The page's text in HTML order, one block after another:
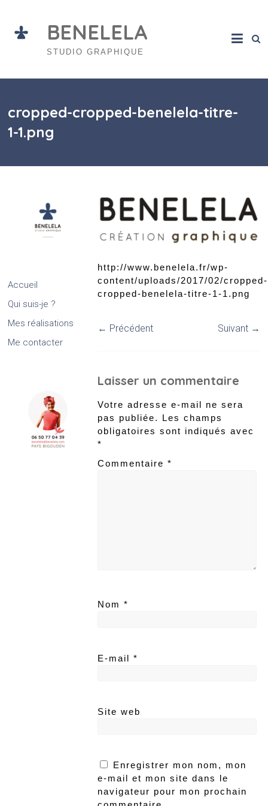
content
BENELELA
STUDIO GRAPHIQUE
cropped-cropped-benelela-titre-
1-1.png
http://www.benelela.fr/wp-
content/uploads/2017/02/cropped-
cropped-benelela-titre-1-1.png
← Précédent Suivant →
Laisser un commentaire
Votre adresse e-mail ne sera
pas publiée. Les champs
obligatoires sont indiqués avec
*
Commentaire *
Nom *
E-mail *
Site web
Enregistrer mon nom, mon
e-mail et mon site dans le
navigateur pour mon prochain
Accueil
Qui suis-je ?
Mes réalisations
Me contacter